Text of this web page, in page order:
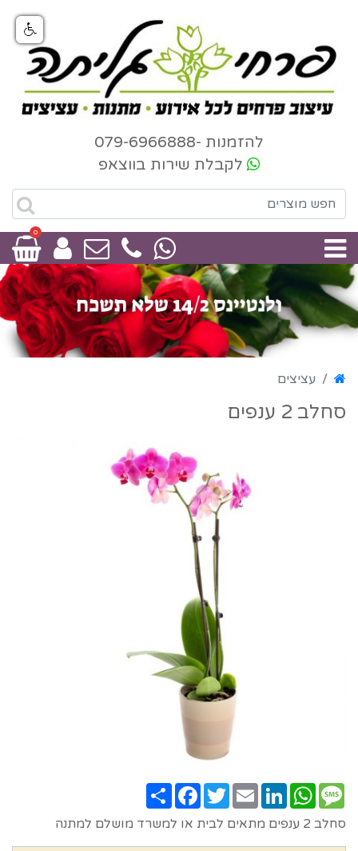
להזמנות -079-6966888
לקבלת שירות בווצאפ
0
עציצים
סחלב 2 ענפים
Share
FacebookTwitterEmail
LinkedIn
WhatsAppMessage
סחלב 2 ענפים מתאים לבית או למשרד מושלם למתנה